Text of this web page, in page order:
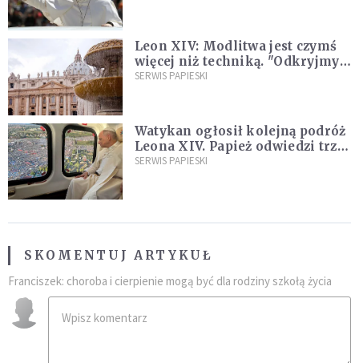
Leon XIV: Modlitwa jest czymś
więcej niż techniką. "Odkryjmy
ją na nowo"
SERWIS PAPIESKI
Watykan ogłosił kolejną podróż
Leona XIV. Papież odwiedzi trzy
kraje Ameryki Południowej
SERWIS PAPIESKI
SKOMENTUJ ARTYKUŁ
Franciszek: choroba i cierpienie mogą być dla rodziny szkołą życia